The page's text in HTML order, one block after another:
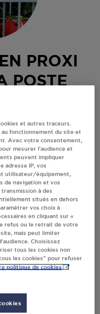
PROXI
POSTE
de gaz
DU REVENDEUR
le traitement
et leur transfert hors UE
En savoir plus
et autres traceurs.
fonctionnement du site et
Avec votre consentement,
mesurer l’audience et
peuvent impliquer
adresse IP, vos
utilisateur/équipement,
de navigation et vos
à des
situés en dehors
vos choix à
en cliquant sur «
refus ou le retrait de votre
site, mais peut limiter
Choisissez
tous les cookies non
les cookies” pour refuser
politique de cookies